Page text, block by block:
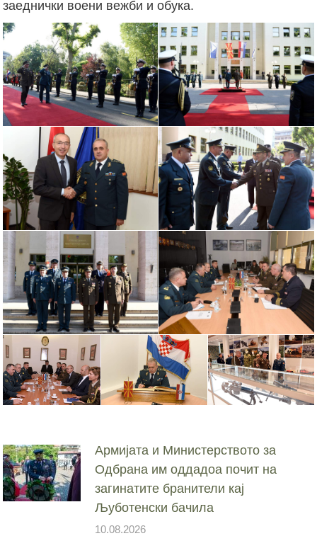
заеднички воени вежби и обука.
Армијата и Министерството за
Одбрана им оддадоа почит на
загинатите бранители кај
Љуботенски бачила
10.08.2026